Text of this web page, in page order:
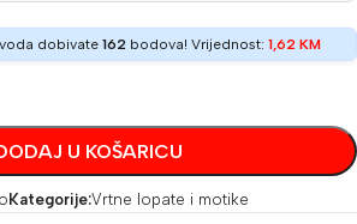
dobivate 162 bodova! Vrijednost: 1,62 KM
U KOŠARICU
Kategorije:Vrtne lopate i motike